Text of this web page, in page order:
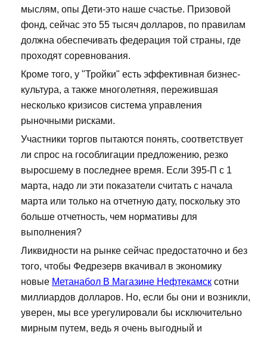
мыслям, опы Дети-это наше счастье. Призовой
фонд, сейчас это 55 тысяч долларов, по правилам
должна обеспечивать федерация той страны, где
проходят соревнования.
Кроме того, у "Тройки" есть эффективная бизнес-
культура, а также многолетняя, пережившая
несколько кризисов система управления
рыночными рисками.
Участники торгов пытаются понять, соответствует
ли спрос на гособлигации предложению, резко
выросшему в последнее время. Если 395-П с 1
марта, надо ли эти показатели считать с начала
марта или только на отчетную дату, поскольку это
больше отчетность, чем нормативы для
выполнения?
Ликвидности на рынке сейчас предостаточно и без
того, чтобы Федрезерв вкачивал в экономику
новые Метанабол В Магазине Нефтекамск сотни
миллиардов долларов. Но, если бы они и возникли,
уверен, мы все урегулировали бы исключительно
мирным путем, ведь я очень выгодный и